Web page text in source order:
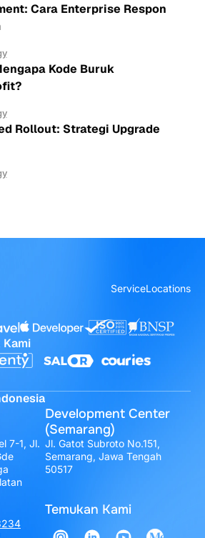
Cara Enterprise Respon
Kode Buruk
Rollout: Strategi Upgrade
ServiceLocations
7-1, Jl.
Development Center
(Semarang)
Jl. Gatot Subroto No.151,
Semarang, Jawa Tengah
50517
Temukan Kami